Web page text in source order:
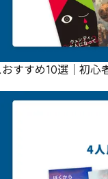
すすめ10選｜初